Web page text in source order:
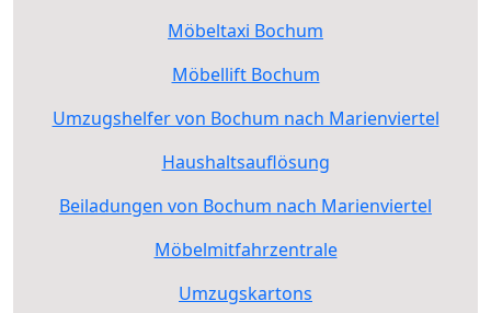
Möbeltaxi Bochum
Möbellift Bochum
Umzugshelfer von Bochum nach Marienviertel
Haushaltsauflösung
Beiladungen von Bochum nach Marienviertel
Möbelmitfahrzentrale
Umzugskartons